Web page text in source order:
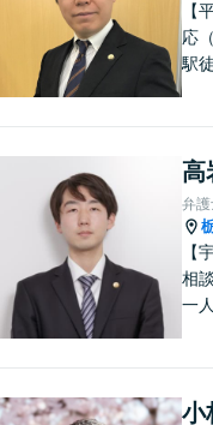
【
応
駅
合
高
弁
【
相
一
て
小